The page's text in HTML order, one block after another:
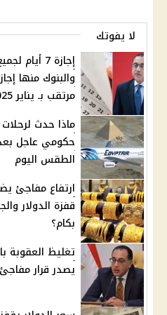
لا يفوتك
إجازة 7
والبنوك منها
مرتقب بـ يناير 2025
ماذا حدث لرحلات
حكومي عاجل
الطقس اليوم
ارتفاع مفاجئ
بكام؟
تغليظ العقوبة
يصدر قرار